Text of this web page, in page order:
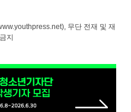
무단 전재 및 재
지